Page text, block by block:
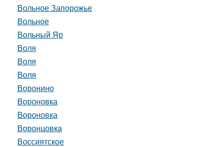
Вольное Запорожье
Вольное
Вольный Яр
Воля
Воля
Воля
Воронино
Вороновка
Вороновка
Воронцовка
Воссиятское